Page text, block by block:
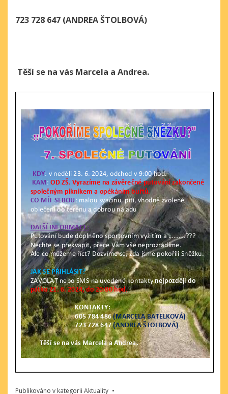
723 728 647 (ANDREA ŠTOLBOVÁ)
Těší se na vás Marcela a Andrea.
Publikováno v kategorii Aktuality